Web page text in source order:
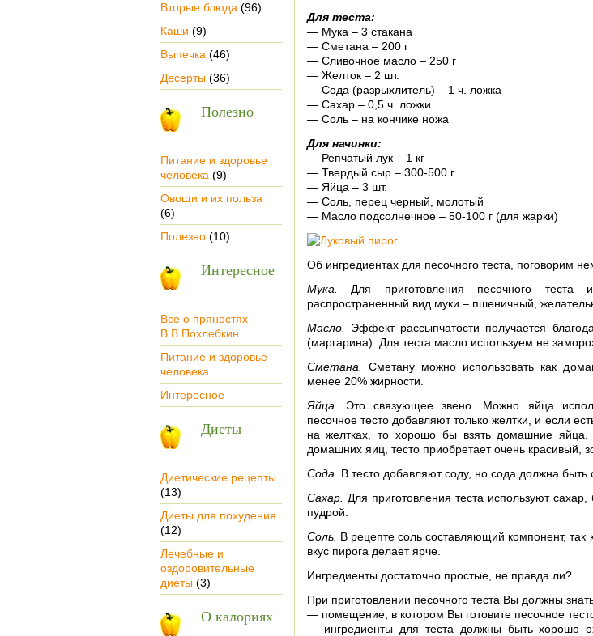
Вторые блюда (96)
Каши (9)
Выпечка (46)
Десерты(36)
Полезно
Питание и здоровье
человека (9)
Овощи и их польза
(6)
Полезно(10)
Интересное
Все о пряностях
В.В.Похлебкин
Питание и здоровье
человека
Интересное
Диеты
Диетические рецепты
(13)
Диеты для похудения
(12)
Лечебные и
оздоровительные
диеты(3)
О калориях
Для теста:
— Мука – 3 стакана
— Сметана – 200 г
— Сливочное масло – 250 г
— Желток – 2 шт.
— Сода (разрыхлитель) – 1 ч. ложка
— Сахар – 0,5 ч. ложки
— Соль – на кончике ножа
Для начинки:
— Репчатый лук – 1 кг
— Твердый сыр – 300-500 г
— Яйца – 3 шт.
— Соль, перец черный, молотый
— Масло подсолнечное – 50-100 г (для жарки)
Об ингредиентах для песочного теста, поговорим
Мука.
Для приготовления песочного теста
распространенный вид муки – пшеничный,
Масло.
Эффект рассыпчатости получается
(маргарина). Для теста масло используем не
Сметана.
Сметану можно использовать как
менее 20% жирности.
Яйца.
Это связующее звено. Можно яйца
песочное тесто добавляют только желтки, и если
на желтках, то хорошо бы взять домашние яйца.
домашних яиц, тесто приобретает очень красивый,
Сода.
В тесто добавляют соду, но сода должна быть
Сахар.
Для приготовления теста используют
пудрой.
Соль. В рецепте соль составляющий компонент, так
вкус пирога делает ярче.
Ингредиенты достаточно простые, не правда ли?
При приготовлении песочного теста Вы должны
— помещение, в котором Вы готовите песочное
— ингредиенты для теста должны быть хорошо